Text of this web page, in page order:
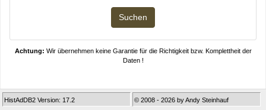
Achtung: Wir übernehmen keine Garantie für die Richtigkeit bzw. Komplettheit der
Daten !
HistAdDB2 Version: 17.2 © 2008 - 2026 by Andy Steinhauf